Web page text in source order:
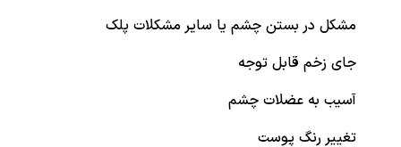
مشکل در بستن چشم یا سایر مشکلات پلک
جای زخم قابل توجه
آسیب به عضلات چشم
تغییر رنگ پوست